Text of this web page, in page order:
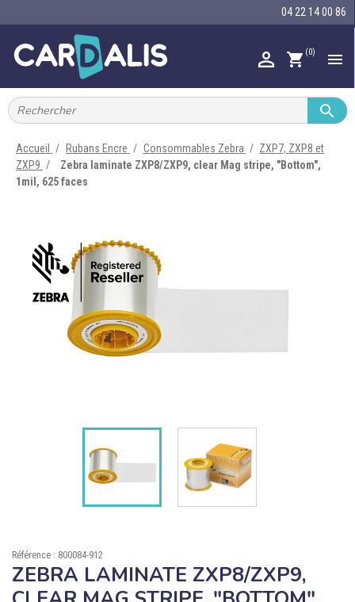
04 22 14 00 86
 shopping_cart (0) 
IMPRIMANTES À BADGES 
CARTE ET BADGE
BRACELET
Contact

Accueil Rubans Encre Consommables Zebra
ZXP7, ZXP8 et
ZXP9
Zebra laminate ZXP8/ZXP9, clear Mag stripe, "Bottom",
1mil, 625 faces
Référence : 800084-912
ZEBRA LAMINATE ZXP8/ZXP9,